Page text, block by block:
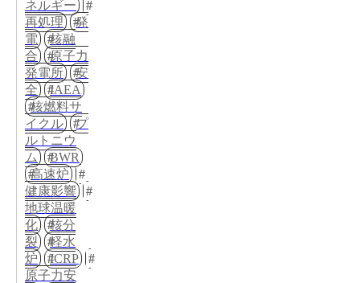
ネルギー
再処理
発
電
核融
合
原子力
発電所
安
全
IAEA
核燃料サ
イクル
プ
ルトニウ
ム
BWR
高速炉
健康影響
地球温暖
化
核分
裂
軽水
炉
ICRP
原子力安